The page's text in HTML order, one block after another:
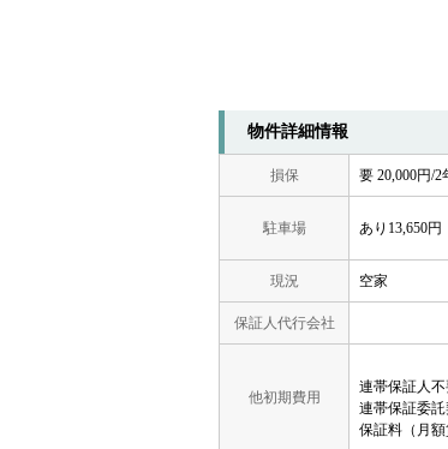
物件詳細情報
損保 要 20,000円/
駐車場 あり13,650円
現況 空家
保証人代行会社
他初期費用
連帯保証人
連帯保証委託
保証料（月額